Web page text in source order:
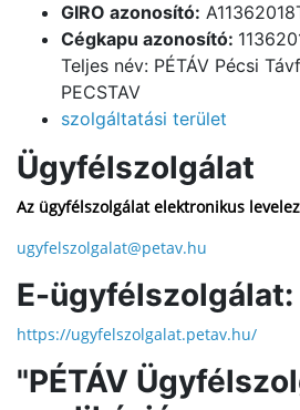
GIRO azonosító:
Cégkapu azonosító:
Teljes név: PÉTÁV Pécsi
PECSTAV
szolgáltatási terület
Ügyfélszolgálat
Az ügyfélszolgálat elektronikus
ugyfelszolgalat@petav.hu
E-ügyfélszolgálat:
https://ugyfelszolgalat.petav.hu/
"PÉTÁV